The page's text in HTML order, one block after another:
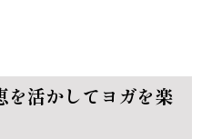
を活かしてヨガを楽